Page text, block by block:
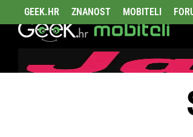
GEEK.HR ZNANOST MOBITELI